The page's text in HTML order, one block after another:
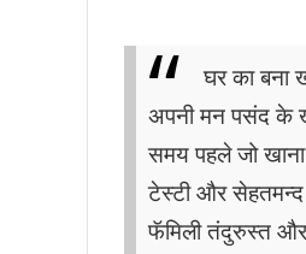
घर का बना
अपनी मन पसंद के
समय पहले जो
टेस्टी और
फॅमिली तंदुरुस्त